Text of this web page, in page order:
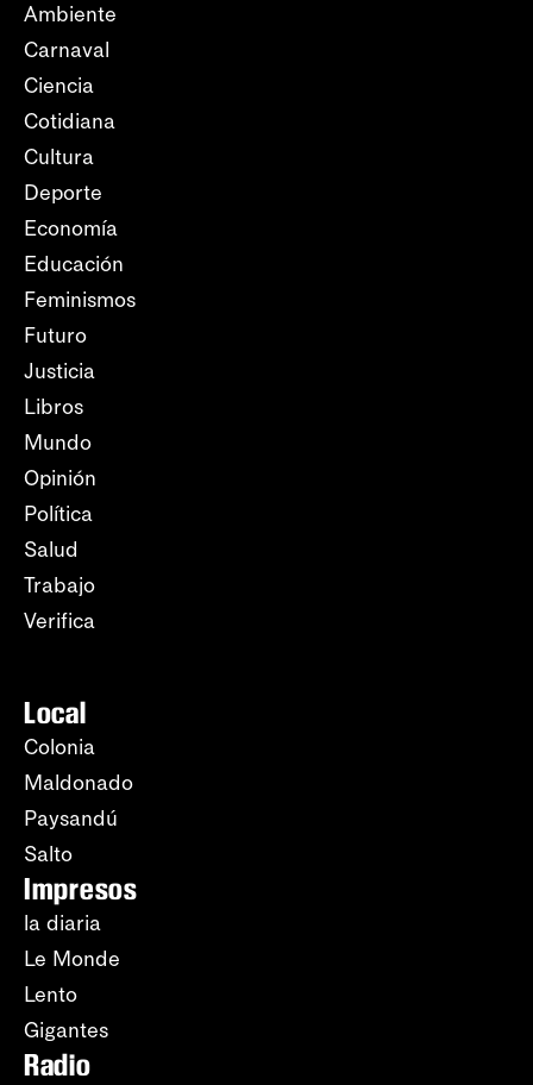
Ambiente
Carnaval
Ciencia
Cotidiana
Cultura
Deporte
Economía
Educación
Feminismos
Futuro
Justicia
Libros
Mundo
Opinión
Política
Salud
Trabajo
Verifica
Local
Colonia
Maldonado
Paysandú
Salto
Impresos
la diaria
Le Monde
Lento
Gigantes
Radio